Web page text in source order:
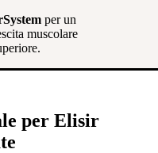
per un
muscolare
per Elisir